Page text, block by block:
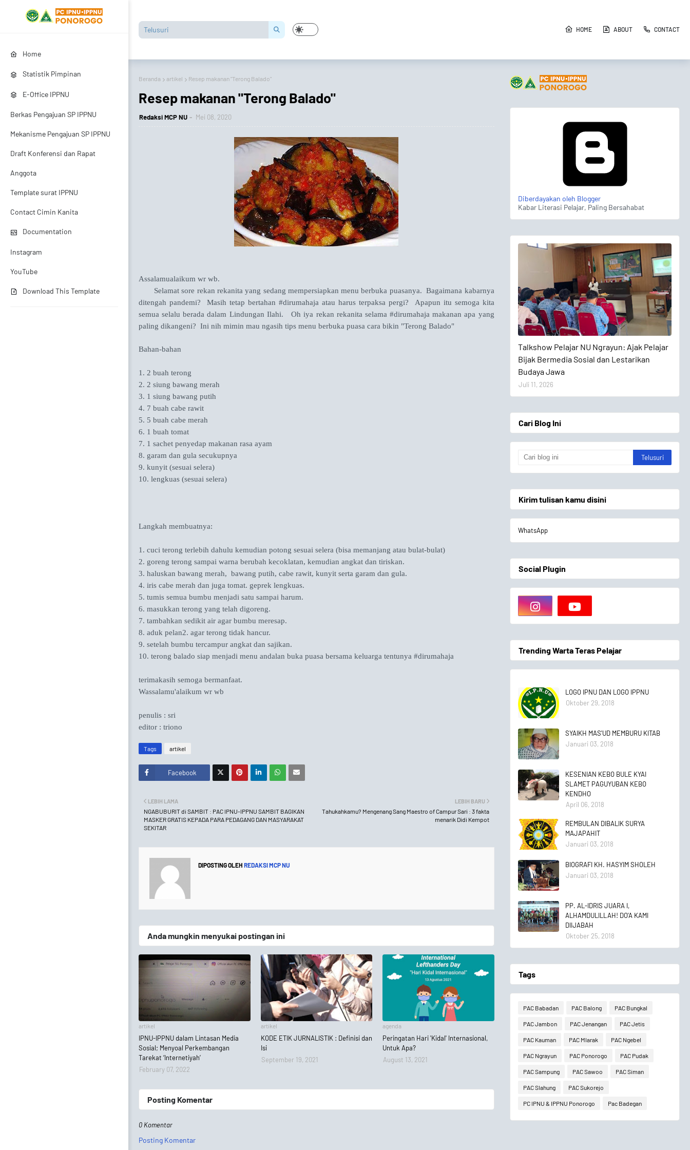
Home
Statistik Pimpinan
E-Office IPPNU
Berkas Pengajuan SP IPPNU
Mekanisme Pengajuan SP IPPNU
Draft Konferensi dan Rapat
Anggota
Template surat IPPNU
Contact Cimin Kanita
Documentation
Instagram
YouTube
Download This Template
HOME ABOUT CONTACT
Beranda artikel Resep makanan "Terong Balado"
Resep makanan "Terong Balado"
Redaksi MCP NU Mei 08, 2020
Assalamualaikum wr wb.
Selamat sore rekan rekanita yang sedang mempersiapkan menu berbuka puasanya. Bagaimana kabarnya
ditengah pandemi? Masih tetap bertahan #dirumahaja atau harus terpaksa pergi? Apapun itu semoga kita
semua selalu berada dalam Lindungan Ilahi. Oh iya rekan rekanita selama #dirumahaja makanan apa yang
paling dikangeni? Ini nih mimin mau ngasih tips menu berbuka puasa cara bikin "Terong Balado"
Bahan-bahan
1. 2 buah terong
2. 2 siung bawang merah
3. 1 siung bawang putih
4. 7 buah cabe rawit
5. 5 buah cabe merah
6. 1 buah tomat
7. 1 sachet penyedap makanan rasa ayam
8. garam dan gula secukupnya
9. kunyit (sesuai selera)
10. lengkuas (sesuai selera)
Langkah membuatnya:
1. cuci terong terlebih dahulu kemudian potong sesuai selera (bisa memanjang atau bulat-bulat)
2. goreng terong sampai warna berubah kecoklatan, kemudian angkat dan tiriskan.
3. haluskan bawang merah, bawang putih, cabe rawit, kunyit serta garam dan gula.
4. iris cabe merah dan juga tomat. geprek lengkuas.
5. tumis semua bumbu menjadi satu sampai harum.
6. masukkan terong yang telah digoreng.
7. tambahkan sedikit air agar bumbu meresap.
8. aduk pelan2. agar terong tidak hancur.
9. setelah bumbu tercampur angkat dan sajikan.
10. terong balado siap menjadi menu andalan buka puasa bersama keluarga tentunya #dirumahaja
terimakasih semoga bermanfaat.
Wassalamu'alaikum wr wb
penulis : sri
editor : triono
Tags artikel
Facebook
LEBIH BARU
Tahukahkamu? Mengenang Sang Maestro of Campur Sari : 3 fakta
menarik Didi Kempot
LEBIH LAMA
NGABUBURIT di SAMBIT : PAC IPNU-IPPNU SAMBIT BAGIKAN
MASKER GRATIS KEPADA PARA PEDAGANG DAN MASYARAKAT
SEKITAR
DIPOSTING OLEH REDAKSI MCP NU
Anda mungkin menyukai postingan ini
artikel
IPNU-IPPNU dalam Lintasan Media
Sosial; Menyoal Perkembangan
Tarekat ‘Internetiyah’
February 07, 2022
artikel
KODE ETIK JURNALISTIK : Definisi dan
Isi
September 19, 2021
agenda
Peringatan Hari 'Kidal' Internasional,
Untuk Apa?
August 13, 2021
Posting Komentar
0 Komentar
Posting Komentar
Diberdayakan oleh Blogger
Kabar Literasi Pelajar, Paling Bersahabat
Talkshow Pelajar NU Ngrayun: Ajak Pelajar
Bijak Bermedia Sosial dan Lestarikan
Budaya Jawa
Juli 11, 2026
Cari Blog Ini
Kirim tulisan kamu disini
WhatsApp
Social Plugin
Trending Warta Teras Pelajar
LOGO IPNU DAN LOGO IPPNU
Oktober 29, 2018
SYAIKH MAS'UD MEMBURU KITAB
Januari 03, 2018
KESENIAN KEBO BULE KYAI
SLAMET PAGUYUBAN KEBO
KENDHO
April 06, 2018
REMBULAN DIBALIK SURYA
MAJAPAHIT
Januari 03, 2018
BIOGRAFI KH. HASYIM SHOLEH
Januari 03, 2018
PP. AL-IDRIS JUARA I,
ALHAMDULILLAH! DO'A KAMI
DIIJABAH
Oktober 25, 2018
Tags
PAC Babadan PAC Balong PAC Bungkal
PAC Jambon PAC Jenangan PAC Jetis
PAC Kauman PAC Mlarak PAC Ngebel
PAC Ngrayun PAC Ponorogo PAC Pudak
PAC Sampung PAC Sawoo PAC Siman
PAC Slahung PAC Sukorejo
PC IPNU & IPPNU Ponorogo Pac Badegan